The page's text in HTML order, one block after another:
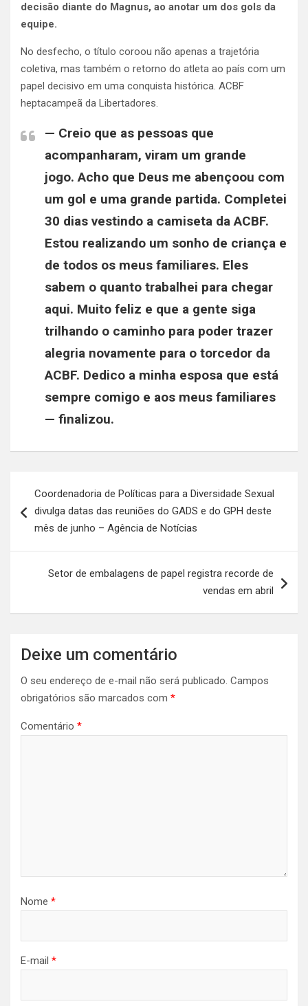
decisão diante do Magnus, ao anotar um dos gols da
equipe.
No desfecho, o título coroou não apenas a trajetória
coletiva, mas também o retorno do atleta ao país com um
papel decisivo em uma conquista histórica. ACBF
heptacampeã da Libertadores.
— Creio que as pessoas que
acompanharam, viram um grande
jogo.Acho que Deus me abençoou com
um gol e uma grande partida. Completei
30 dias vestindo a camiseta da ACBF.
Estou realizando um sonho de criança e
de todos os meus familiares. Eles
sabem o quanto trabalhei para chegar
aqui. Muito feliz e que a gente siga
trilhando o caminho para poder trazer
alegria novamente para o torcedor da
ACBF. Dedico a minha esposa que está
sempre comigo e aos meus familiares
— finalizou.
de
Post
Coordenadoria de Políticas para a Diversidade Sexual
divulga datas das reuniões do GADS e do GPH deste
mês de junho – Agência de Notícias
Setor de embalagens de papel registra recorde de
vendas em abril
Deixe um comentário
O seu endereço de e-mail não será publicado. Campos
obrigatórios são marcados com *
Comentário *
Nome *
E-mail *